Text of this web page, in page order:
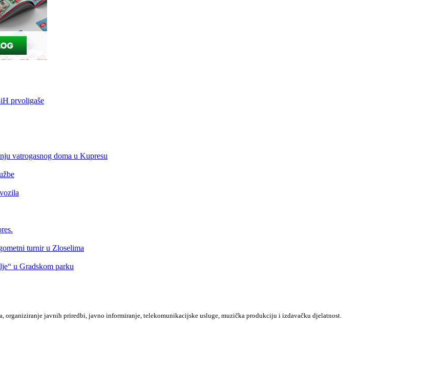
prvoligaše
vatrogasnog doma u Kupresu
turnir u Zloselima
u Gradskom parku
organiziranje javnih priredbi, javno informiranje, telekomunikacijske usluge, muzička produkciju i izdavačku djelatnost.